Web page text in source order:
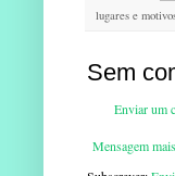
lugares e
Sem
Enviar um
Mensagem